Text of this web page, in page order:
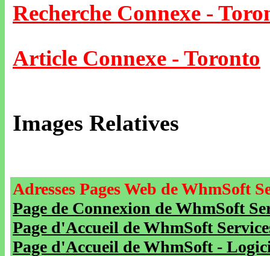
Recherche Connexe -
Article Connexe - Toronto
Images Relatives
Adresses Pages Web de WhmSoft
Page de Connexion de WhmSoft
Page d'Accueil de WhmSoft
Page d'Accueil de WhmSoft -